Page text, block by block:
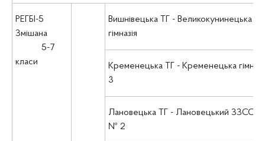
РЕГБІ-5
Змішана
5-7
класи
Вишнівецька ТГ - Великокунинецька
гімназія
Кременецька ТГ - Кременецька
3
Лановецька ТГ - Лановецький ЗЗСО І-
№ 2